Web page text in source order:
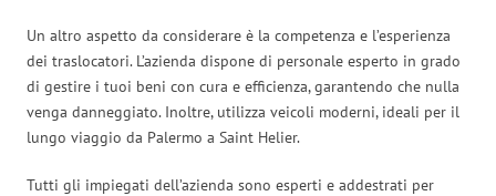
Un altro aspetto da considerare è la competenza e l’esperienza
dei traslocatori. L’azienda dispone di personale esperto in grado
di gestire i tuoi beni con cura e efficienza, garantendo che nulla
venga danneggiato. Inoltre, utilizza veicoli moderni, ideali per il
lungo viaggio da Palermo a Saint Helier.
Tutti gli impiegati dell’azienda sono esperti e addestrati per